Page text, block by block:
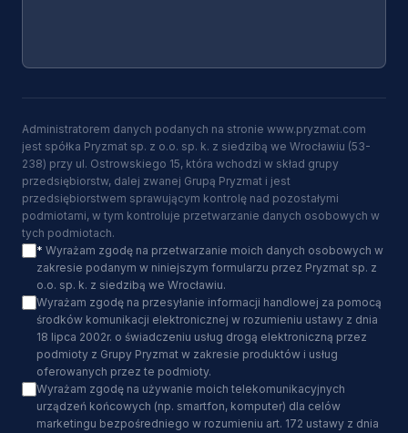
Administratorem danych podanych na stronie www.pryzmat.com
jest spółka Pryzmat sp. z o.o. sp. k. z siedzibą we Wrocławiu (53-
238) przy ul. Ostrowskiego 15, która wchodzi w skład grupy
przedsiębiorstw, dalej zwanej Grupą Pryzmat i jest
przedsiębiorstwem sprawującym kontrolę nad pozostałymi
podmiotami, w tym kontroluje przetwarzanie danych osobowych w
tych podmiotach.
* Wyrażam zgodę na przetwarzanie moich danych osobowych w
zakresie podanym w niniejszym formularzu przez Pryzmat sp. z
o.o. sp. k. z siedzibą we Wrocławiu.
Wyrażam zgodę na przesyłanie informacji handlowej za pomocą
środków komunikacji elektronicznej w rozumieniu ustawy z dnia
18 lipca 2002r. o świadczeniu usług drogą elektroniczną przez
podmioty z Grupy Pryzmat w zakresie produktów i usług
oferowanych przez te podmioty.
Wyrażam zgodę na używanie moich telekomunikacyjnych
urządzeń końcowych (np. smartfon, komputer) dla celów
marketingu bezpośredniego w rozumieniu art. 172 ustawy z dnia